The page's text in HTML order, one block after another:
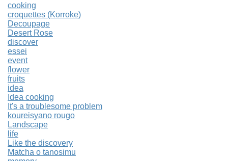
cooking
croquettes (Korroke)
Decoupage
Desert Rose
discover
essei
event
flower
fruits
idea
Idea cooking
It's a troublesome problem
koureisyano rougo
Landscape
life
Like the discovery
Matcha o tanosimu